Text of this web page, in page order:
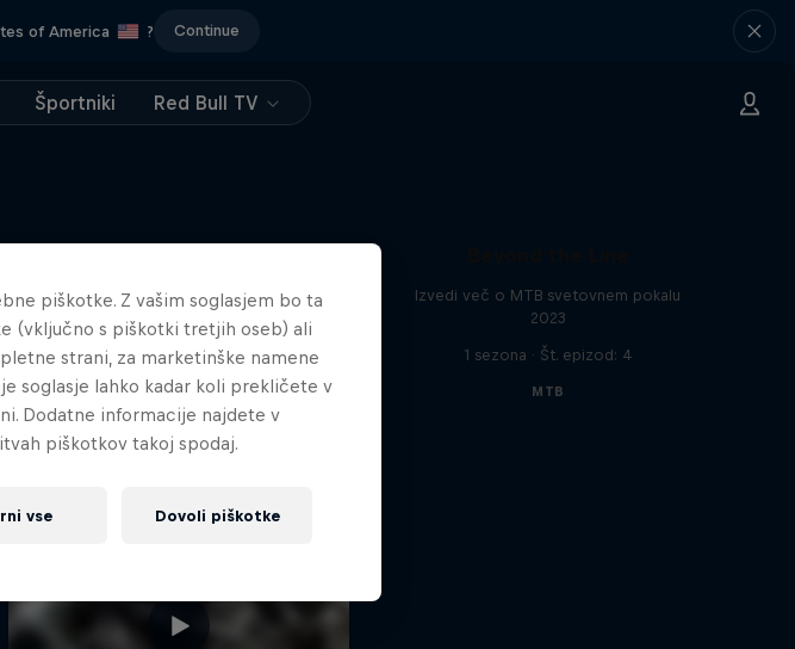
of America ? Continue
Športniki Red Bull TV
Izvedi več o MTB svetovnem pokalu
2023
1 sezona · Št. epizod: 4
MTB
piškotke. Z vašim soglasjem bo ta
(vključno s piškotki tretjih oseb) ali
strani, za marketinške namene
soglasje lahko kadar koli prekličete v
Dodatne informacije najdete v
piškotkov takoj spodaj.
vse Dovoli piškotke